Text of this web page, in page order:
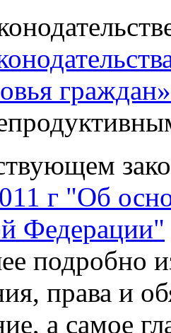
граждан»
г "Об
Федерации"
подробно
права и
а самое